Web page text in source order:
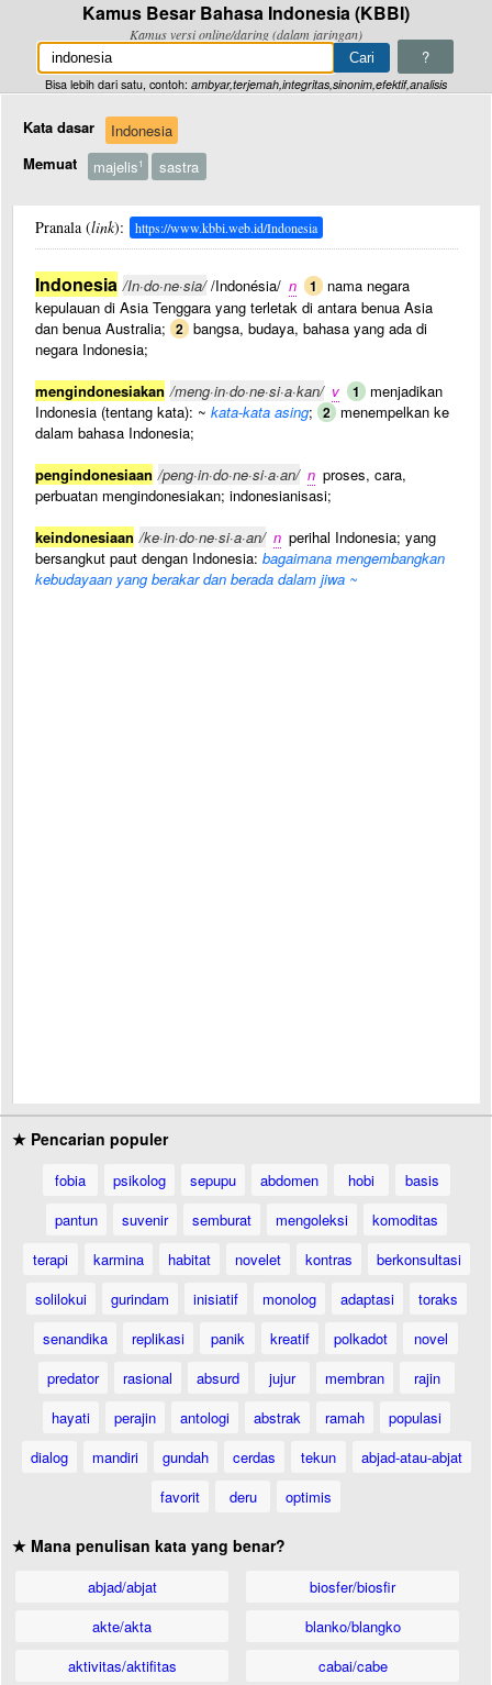
Kamus Besar Bahasa Indonesia (KBBI)
Kamus versi online/daring (dalam jaringan)
?
Bisa lebih dari satu, contoh: ambyar,terjemah,integritas,sinonim,efektif,analisis
Kata dasar
Indonesia
Memuat
majelis1 sastra
Pranala (link): https://www.kbbi.web.id/Indonesia
Indonesia /In·do·ne·sia//Indonésia/ n 1
nama negara
kepulauan di Asia Tenggara yang terletak di antara benua Asia
dan benua Australia; 2 bangsa, budaya, bahasa yang ada di
negara Indonesia;
mengindonesiakan /meng·in·do·ne·si·a·kan/ v 1
menjadikan
Indonesia (tentang kata): ~ kata-kata asing; 2 menempelkan ke
dalam bahasa Indonesia;
pengindonesiaan /peng·in·do·ne·si·a·an/ n proses, cara,
perbuatan mengindonesiakan; indonesianisasi;
keindonesiaan /ke·in·do·ne·si·a·an/ n perihal Indonesia; yang
bersangkut paut dengan Indonesia: bagaimana mengembangkan
kebudayaan yang berakar dan berada dalam jiwa ~
★ Pencarian populer
fobia psikolog sepupu abdomen hobi
basis
pantun
suvenir semburat mengoleksi
komoditas
terapi
karmina habitat novelet kontras
berkonsultasi
solilokui
gurindam inisiatif monolog adaptasi
toraks
senandika
replikasi panik kreatif polkadot
novel
predator
rasional absurd jujur membran
rajin
hayati
perajin antologi abstrak ramah
populasi
dialog
mandiri gundah cerdas tekun
abjad-atau-abjat
favorit
deru optimis
★ Mana penulisan kata yang benar?
abjad/abjat
akte/akta
aktivitas/aktifitas
biosfer/biosfir
blanko/blangko
cabai/cabe